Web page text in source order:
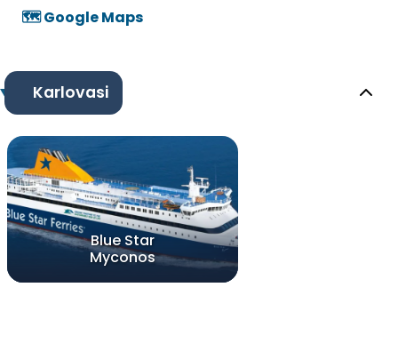
🗺️ Google Maps
Karlovasi
Blue Star
Myconos